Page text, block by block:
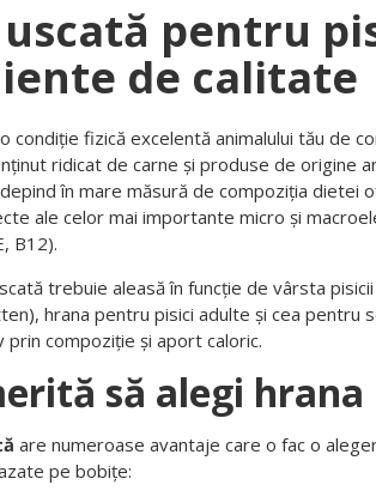
pentru
de calitate
condiție fizică excelentă animalului tău de
ridicat de carne și produse de origine
în mare măsură de compoziția dietei
ale celor mai importante micro și
B12).
trebuie aleasă în funcție de vârsta
hrana pentru pisici adulte și cea pentru
compoziție și aport caloric.
să alegi
are numeroase avantaje care o fac o
pe bobițe: